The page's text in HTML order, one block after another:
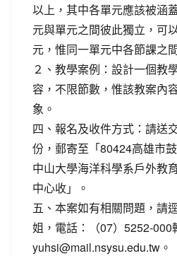
以上，其中各單元應該被涵
元與單元之間彼此獨立，可
元，惟同一單元中各節課之
２、教學案例：設計一個教
容，不限節數，惟該教案內
象。
四、報名及收件方式：請送
份，郵寄至「80424高雄市
中山大學海洋科學系戶外教
中心收」。
五、本案如有相關問題，請
姐，電話：（07）5252-000
yuhsi@mail.nsysu.edu.tw。